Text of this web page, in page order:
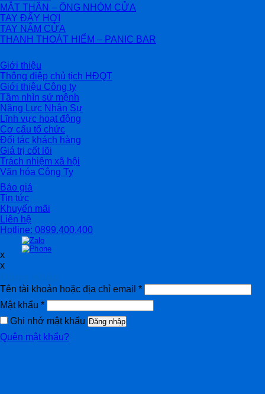
MẮT THẦN – ỐNG NHÒM CỬA
TAY ĐẨY HƠI
TAY NẮM CỬA
THANH THOÁT HIỂM – PANIC BAR
Giới thiệu
Thông điệp chủ tịch HĐQT
Giới thiệu Công ty
Tầm nhìn sứ mệnh
Năng Lực Nhân Sự
Lĩnh vực hoạt động
Cơ cấu tổ chức
Đối tác khách hàng
Giá trị cốt lõi
Trách nhiệm xã hội
Văn hóa Công Ty
Báo giá
Tin tức
Khuyến mãi
Liên hệ
Hotline: 0899.400.400
x
x
Tên tài khoản hoặc địa chỉ email *
Mật khẩu *
Ghi nhớ mật khẩu Đăng nhập
Quên mật khẩu?